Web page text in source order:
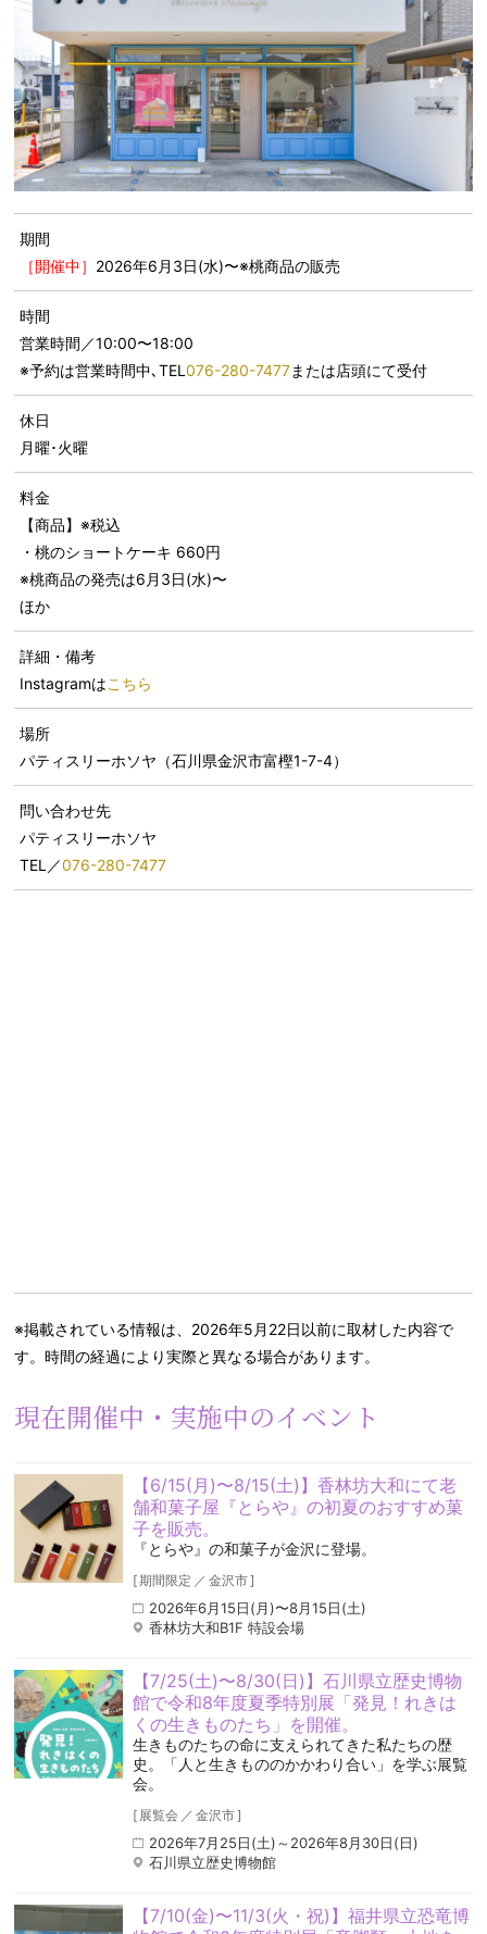
期間
［開催中］ 2026年6月3日(水)〜※桃商品の販売
時間
営業時間／10:00〜18:00
※予約は営業時間中､TEL076-280-7477または店頭にて受付
休日
月曜･火曜
料金
【商品】※税込
・桃のショートケーキ 660円
※桃商品の発売は6月3日(水)〜
ほか
詳細・備考
Instagramはこちら
場所
パティスリーホソヤ（石川県金沢市富樫1-7-4）
問い合わせ先
パティスリーホソヤ
TEL／076-280-7477
※掲載されている情報は、2026年5月22日以前に取材した内容で
す。時間の経過により実際と異なる場合があります。
現在開催中・実施中のイベント
【6/15(月)〜8/15(土)】香林坊大和にて老
舗和菓子屋『とらや』の初夏のおすすめ菓
子を販売。
『とらや』の和菓子が金沢に登場。
[期間限定 ／ 金沢市]
2026年6月15日(月)〜8月15日(土)
香林坊大和B1F 特設会場
【7/25(土)〜8/30(日)】石川県立歴史博物
館で令和8年度夏季特別展「発見！れきは
くの生きものたち」を開催。
生きものたちの命に支えられてきた私たちの歴
史。「人と生きもののかかわり合い」を学ぶ展覧
会。
[ 展覧会 ／ 金沢市]
2026年7月25日(土)～2026年8月30日(日)
石川県立歴史博物館
【7/10(金)〜11/3(火・祝)】福井県立恐竜博